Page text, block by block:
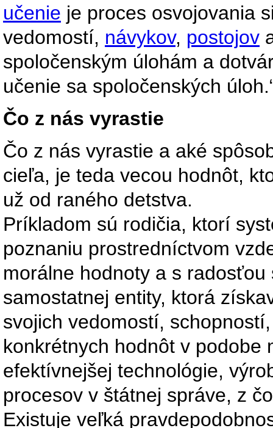
učenie je proces osvojovania
vedomostí, návykov, postojov
spoločenským úlohám a
učenie sa spoločenských
Čo z nás vyrastie
Čo z nás vyrastie a aké
cieľa, je teda vecou hodnôt,
už od raného detstva.
Príkladom sú rodičia, ktorí
poznaniu prostredníctvom
morálne hodnoty a s
samostatnej entity, ktorá
svojich vedomostí,
konkrétnych hodnôt v podobe
efektívnejšej technológie,
procesov v štátnej správe, z
Existuje veľká